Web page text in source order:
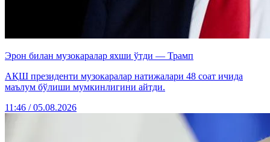
Эрон билан музокаралар яхши ўтди — Трамп
АҚШ президенти музокаралар натижалари 48 соат ичида
маълум бўлиши мумкинлигини айтди.
11:46 / 05.08.2026